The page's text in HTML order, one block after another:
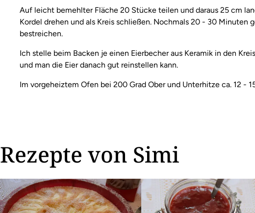
Auf leicht bemehlter Fläche 20 Stücke teilen und daraus 25 cm
Kordel drehen und als Kreis schließen. Nochmals 20 - 30 Minuten
bestreichen.
Ich stelle beim Backen je einen Eierbecher aus Keramik in den
und man die Eier danach gut reinstellen kann.
Im vorgeheiztem Ofen bei 200 Grad Ober und Unterhitze ca. 12 -
Rezepte von Simi